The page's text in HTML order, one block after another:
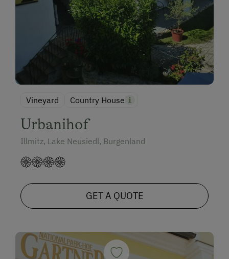
Vineyard Country House
Urbanihof
Illmitz, Lake Neusiedl, Burgenland
GET A QUOTE